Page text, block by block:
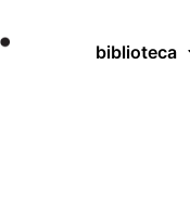
biblioteca